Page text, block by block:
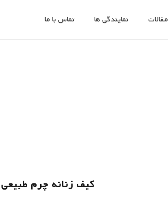
مقالات نمایندگی ها تماس با ما
کیف زنانه چرم طبیعی کد